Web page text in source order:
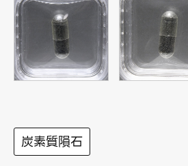
炭素質隕石